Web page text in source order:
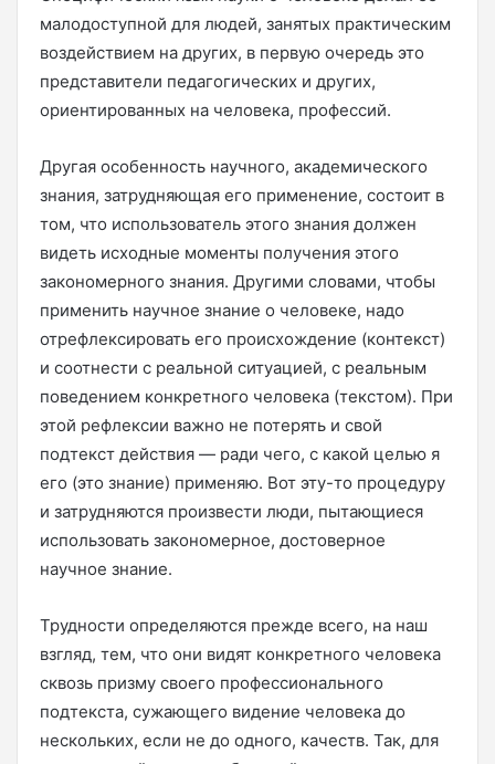
малодоступной для людей, занятых практическим
воздействием на других, в первую очередь это
представители педагогических и других,
ориентированных на человека, профессий.
Другая особенность научного, академического
знания, затрудняющая его применение, состоит в
том, что использователь этого знания должен
видеть исходные моменты получения этого
закономерного знания. Другими словами, чтобы
применить научное знание о человеке, надо
отрефлексировать его происхождение (контекст)
и соотнести с реальной ситуацией, с реальным
поведением конкретного человека (текстом). При
этой рефлексии важно не потерять и свой
подтекст действия — ради чего, с какой целью я
его (это знание) применяю. Вот эту-то процедуру
и затрудняются произвести люди, пытающиеся
использовать закономерное, достоверное
научное знание.
Трудности определяются прежде всего, на наш
взгляд, тем, что они видят конкретного человека
сквозь призму своего профессионального
подтекста, сужающего видение человека до
нескольких, если не до одного, качеств. Так, для